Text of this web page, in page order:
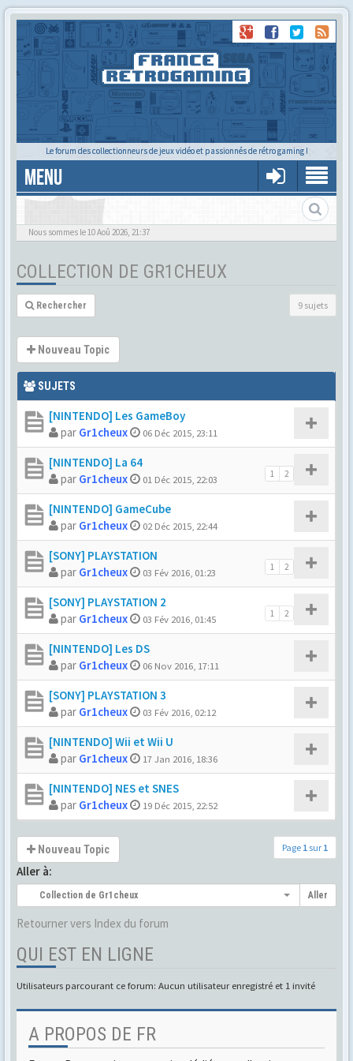
Le forum des collectionneurs de jeux vidéo et passionnés de rétro gaming !
MENU
La collection de Gr1cheux
Nous sommes le 10 Aoû 2026, 21:37
COLLECTION DE GR1CHEUX
Rechercher 9 sujets
Nouveau Topic
SUJETS
[NINTENDO] Les GameBoy
par Gr1cheux 06 Déc 2015, 23:11
[NINTENDO] La 64
1 2
par Gr1cheux 01 Déc 2015, 22:03
[NINTENDO] GameCube
par Gr1cheux 02 Déc 2015, 22:44
[SONY] PLAYSTATION
1 2
par Gr1cheux 03 Fév 2016, 01:23
[SONY] PLAYSTATION 2
1 2
par Gr1cheux 03 Fév 2016, 01:45
[NINTENDO] Les DS
par Gr1cheux 06 Nov 2016, 17:11
[SONY] PLAYSTATION 3
par Gr1cheux 03 Fév 2016, 02:12
[NINTENDO] Wii et Wii U
par Gr1cheux 17 Jan 2016, 18:36
[NINTENDO] NES et SNES
par Gr1cheux 19 Déc 2015, 22:52
Nouveau Topic Page 1 sur 1
Aller à:
Collection de Gr1cheux Aller
Retourner vers Index du forum
QUI EST EN LIGNE
Utilisateurs parcourant ce forum: Aucun utilisateur enregistré et 1 invité
A PROPOS DE FR